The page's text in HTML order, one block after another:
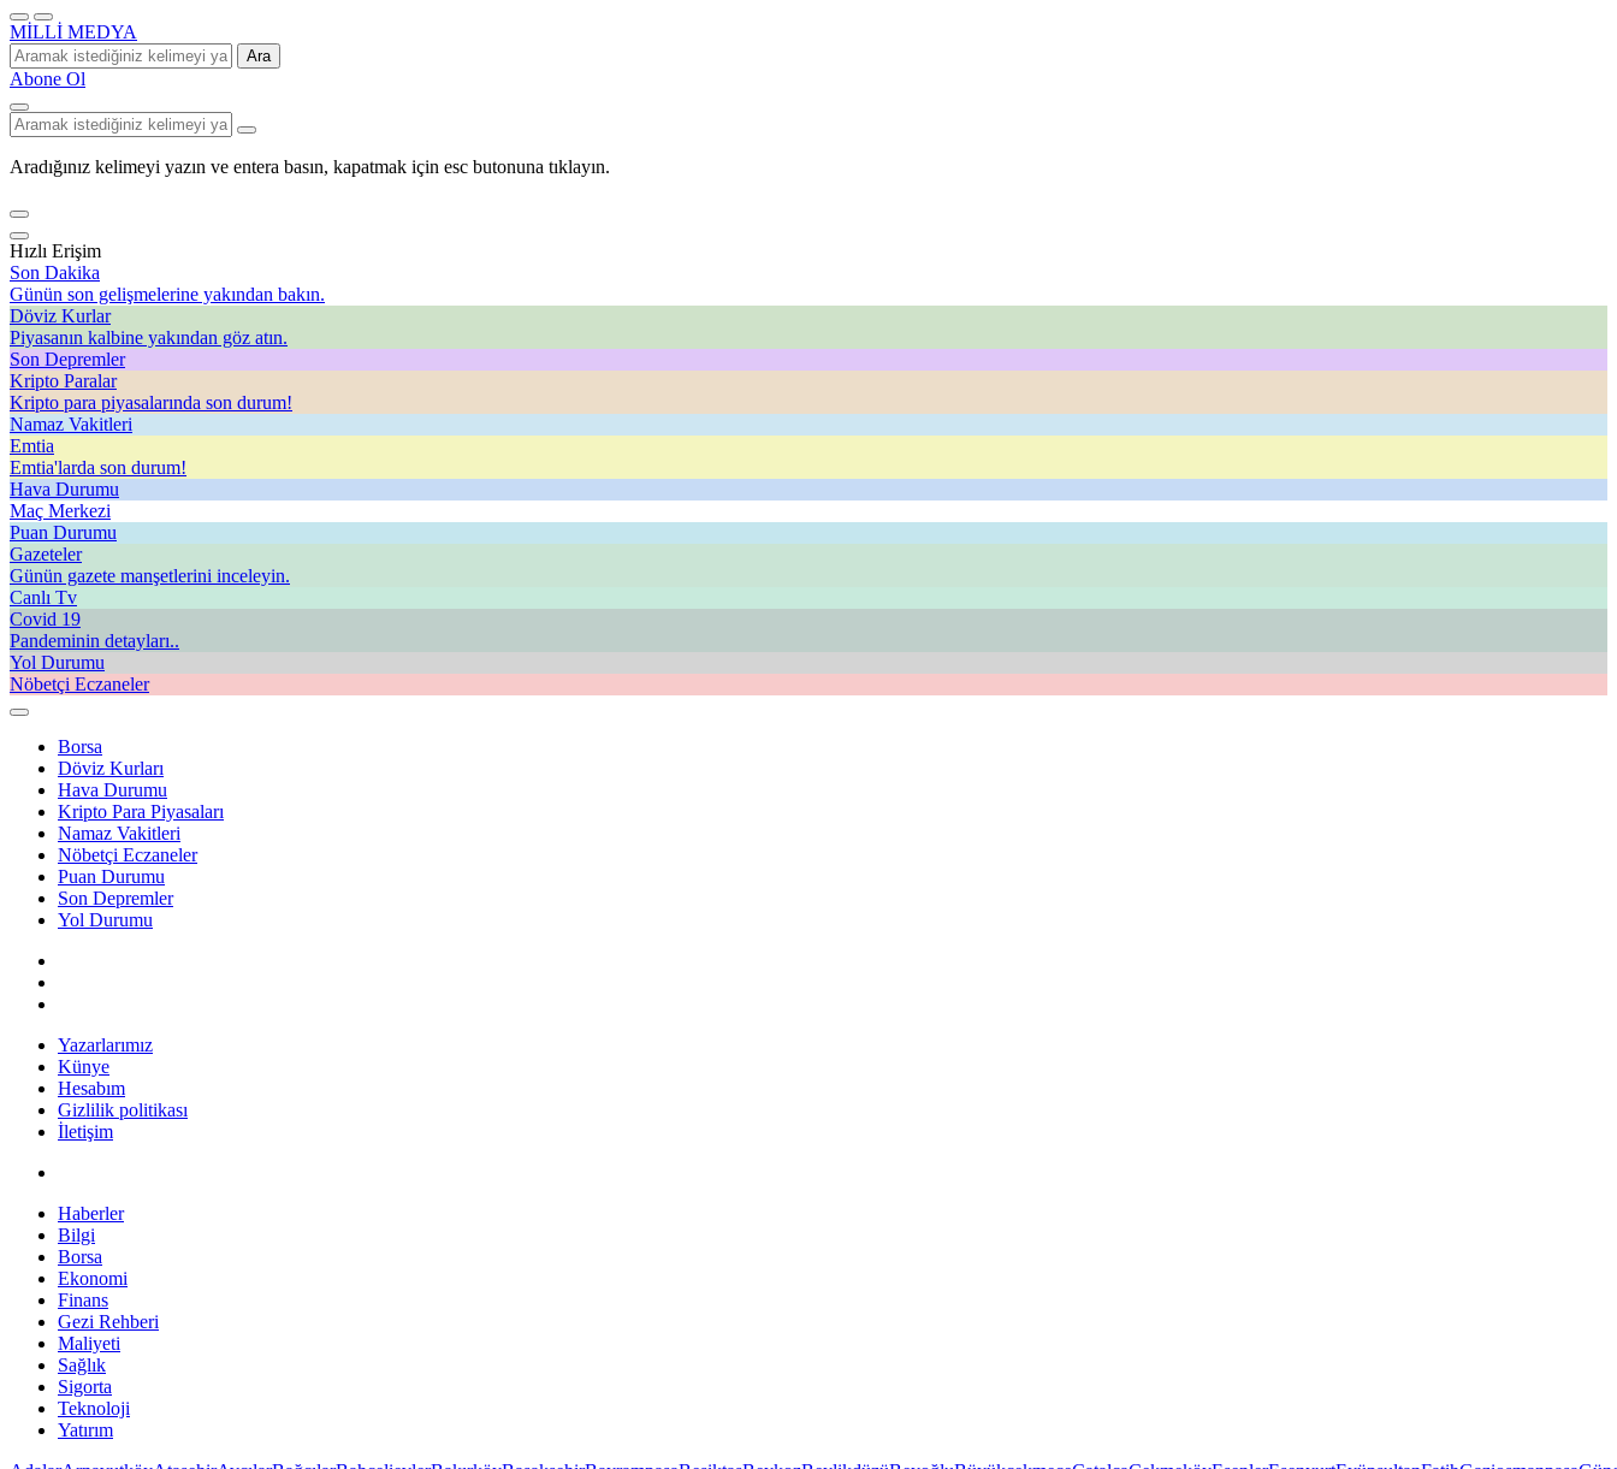
MİLLİ MEDYA
Ara
Abone Ol
Aradığınız kelimeyi yazın ve entera basın, kapatmak için esc butonuna tıklayın.
Hızlı Erişim
Son Dakika
Günün son gelişmelerine yakından bakın.
Döviz Kurlar
Piyasanın kalbine yakından göz atın.
Son Depremler
Kripto Paralar
Kripto para piyasalarında son durum!
Namaz Vakitleri
Emtia
Emtia'larda son durum!
Hava Durumu
Maç Merkezi
Puan Durumu
Gazeteler
Günün gazete manşetlerini inceleyin.
Canlı Tv
Covid 19
Pandeminin detayları..
Yol Durumu
Nöbetçi Eczaneler
Borsa
Döviz Kurları
Hava Durumu
Kripto Para Piyasaları
Namaz Vakitleri
Nöbetçi Eczaneler
Puan Durumu
Son Depremler
Yol Durumu
Yazarlarımız
Künye
Hesabım
Gizlilik politikası
İletişim
Haberler
Bilgi
Borsa
Ekonomi
Finans
Gezi Rehberi
Maliyeti
Sağlık
Sigorta
Teknoloji
Yatırım